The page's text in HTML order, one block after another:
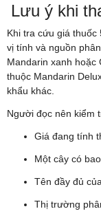
Lưu ý khi
Khi tra cứu giá thuốc
vị tính và nguồn
Mandarin xanh hoặc
thuộc Mandarin
khẩu khác.
Người đọc nên kiểm
Giá đang tính
Một cây có
Tên đầy đủ
Thị trường